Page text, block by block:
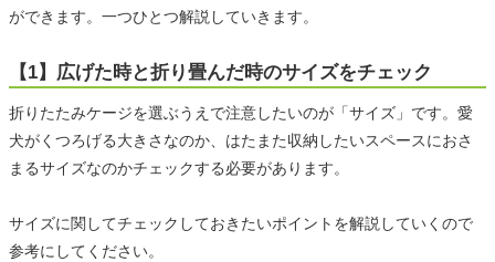
ができます。一つひとつ解説していきます。
【1】広げた時と折り畳んだ時のサイズをチェック
折りたたみケージを選ぶうえで注意したいのが「サイズ」です。愛
犬がくつろげる大きさなのか、はたまた収納したいスペースにおさ
まるサイズなのかチェックする必要があります。
サイズに関してチェックしておきたいポイントを解説していくので
参考にしてください。